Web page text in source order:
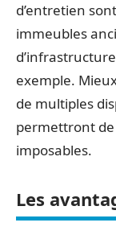
d’entretien
immeubles
exemple.
de multiples
permettront
imposables.
Les